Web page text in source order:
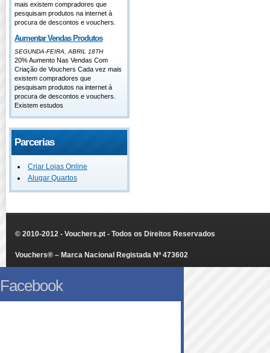
mais existem compradores que
pesquisam produtos na internet à
procura de descontos e vouchers.
Aumentar Vendas Produtos
SEGUNDA-FEIRA, ABRIL 18TH
20% Aumento Nas Vendas Com
Criação de Vouchers Cada vez mais
existem compradores que
pesquisam produtos na internet à
procura de descontos e vouchers.
Existem estudos
Parcerias
Criar Lojas Online
Alugar Quartos
© 2010-2012 - Vouchers.pt - Todos os Direitos Reservados
Vouchers® – Marca Nacional Registada Nº 473602
Facebook